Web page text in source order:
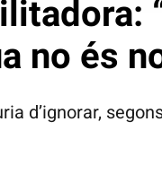
no és
d’ignorar,